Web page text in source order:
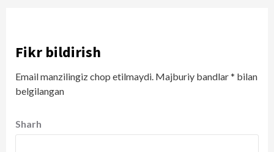
Fikr bildirish
Email manzilingiz chop etilmaydi. Majburiy bandlar* bilan
belgilangan
Sharh